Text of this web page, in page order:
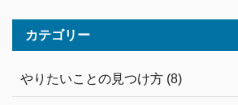
カテゴリー
やりたいことの見つけ方 (8)